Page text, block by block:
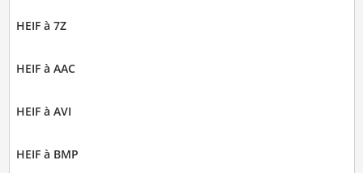
HEIF à 7Z
HEIF à AAC
HEIF à AVI
HEIF à BMP